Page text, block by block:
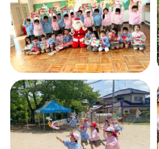
お気軽にご
メールでお問合せ
24時間年中いつでもお気軽に